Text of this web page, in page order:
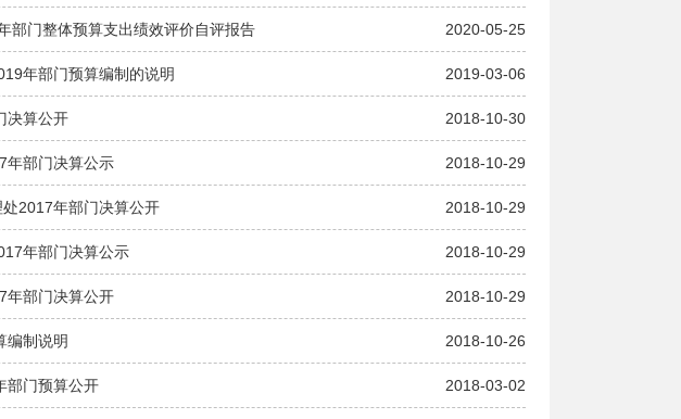
2020-05-25
部门整体预算支出绩效评价自评报告
2019-03-06
年部门预算编制的说明
2018-10-30
决算公开
2018-10-29
年部门决算公示
2018-10-29
2017年部门决算公开
2018-10-29
年部门决算公示
2018-10-29
年部门决算公开
2018-10-26
编制说明
2018-03-02
部门预算公开